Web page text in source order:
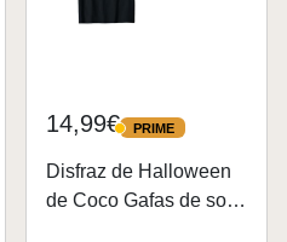
14,99€ PRIME
PRIME
Disfraz de Halloween
de Coco Gafas de sol